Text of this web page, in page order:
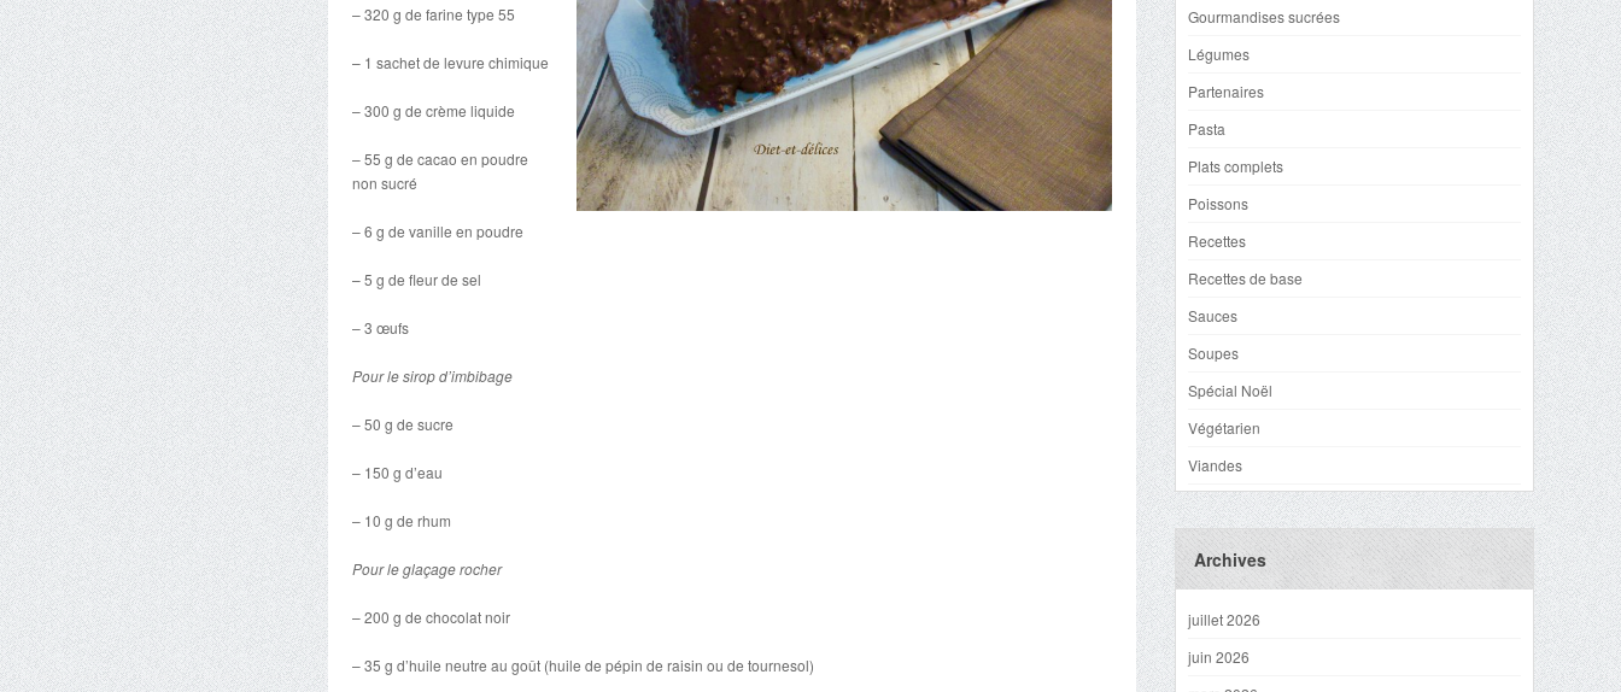
– 320 g de farine type 55
– 1 sachet de levure chimique
– 300 g de crème liquide
– 55 g de cacao en poudre
non sucré
– 6 g de vanille en poudre
– 5 g de fleur de sel
– 3 œufs
Pour le sirop d’imbibage
– 50 g de sucre
– 150 g d’eau
– 10 g de rhum
Pour le glaçage rocher
– 200 g de chocolat noir
– 35 g d’huile neutre au goût (huile de pépin de raisin ou de tournesol)
Gourmandises sucrées
Légumes
Partenaires
Pasta
Plats complets
Poissons
Recettes
Recettes de base
Sauces
Soupes
Spécial Noël
Végétarien
Viandes
Archives
juillet 2026
juin 2026